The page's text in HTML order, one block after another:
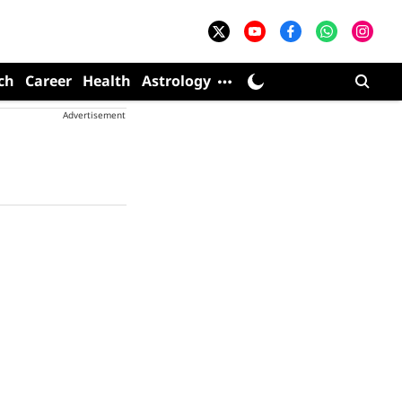
Career Health Astrology
Advertisement